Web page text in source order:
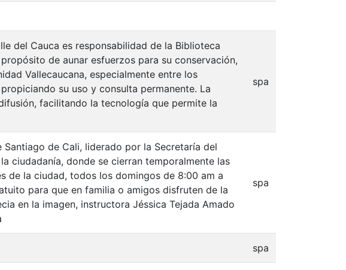
del Cauca es responsabilidad de la Biblioteca
de aunar esfuerzos para su conservación,
Vallecaucana, especialmente entre los
su uso y consulta permanente. La
facilitando la tecnología que permite la
spa
de Cali, liderado por la Secretaría del
ciudadanía, donde se cierran temporalmente las
de la ciudad, todos los domingos de 8:00 am a
para que en familia o amigos disfruten de la
en la imagen, instructora Jéssica Tejada Amado
spa
spa